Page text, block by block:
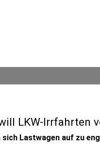
LKW-Irrfahrten
Lastwagen auf zu